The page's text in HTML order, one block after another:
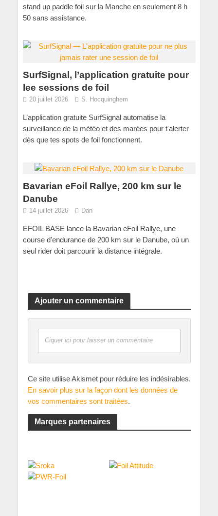
stand up paddle foil sur la Manche en seulement 8 h
50 sans assistance.
SurfSignal, l’application gratuite pour
lee sessions de foil
20 juillet 2026 S. Hocquinghem
L’application gratuite SurfSignal automatise la
surveillance de la météo et des marées pour t'alerter
dès que tes spots de foil fonctionnent.
Bavarian eFoil Rallye, 200 km sur le
Danube
14 juillet 2026 Dan
EFOIL BASE lance la Bavarian eFoil Rallye, une
course d'endurance de 200 km sur le Danube, où un
seul rider doit parcourir la distance intégrale.
Ajouter un commentaire
Ciquer ici pour laisser un commentaire
Ce site utilise Akismet pour réduire les indésirables.
En savoir plus sur la façon dont les données de
vos commentaires sont traitées.
Marques partenaires